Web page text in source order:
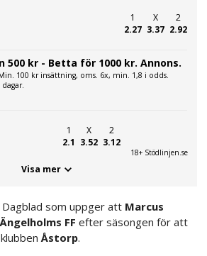
1
2.27
X
3.37
2
2.92
500 kr - Betta för 1000 kr. Annons.
100 kr insättning, oms. 6x, min. 1,8 i odds.
1
2.1
X
3.52
2
3.12
18+ Stödlinjen.se
Visa mer
som uppger att Marcus
Ängelholms FF efter säsongen för att
Åstorp.